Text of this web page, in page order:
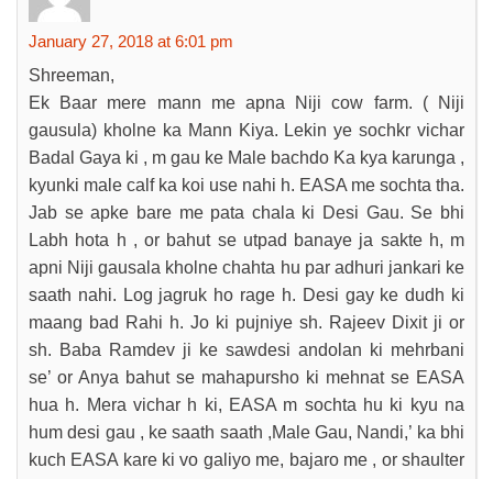
January 27, 2018 at 6:01 pm
Shreeman,
Ek Baar mere mann me apna Niji cow farm. ( Niji
gausula) kholne ka Mann Kiya. Lekin ye sochkr vichar
Badal Gaya ki , m gau ke Male bachdo Ka kya karunga ,
kyunki male calf ka koi use nahi h. EASA me sochta tha.
Jab se apke bare me pata chala ki Desi Gau. Se bhi
Labh hota h , or bahut se utpad banaye ja sakte h, m
apni Niji gausala kholne chahta hu par adhuri jankari ke
saath nahi. Log jagruk ho rage h. Desi gay ke dudh ki
maang bad Rahi h. Jo ki pujniye sh. Rajeev Dixit ji or
sh. Baba Ramdev ji ke sawdesi andolan ki mehrbani
se’ or Anya bahut se mahapursho ki mehnat se EASA
hua h. Mera vichar h ki, EASA m sochta hu ki kyu na
hum desi gau , ke saath saath ,Male Gau, Nandi,’ ka bhi
kuch EASA kare ki vo galiyo me, bajaro me , or shaulter